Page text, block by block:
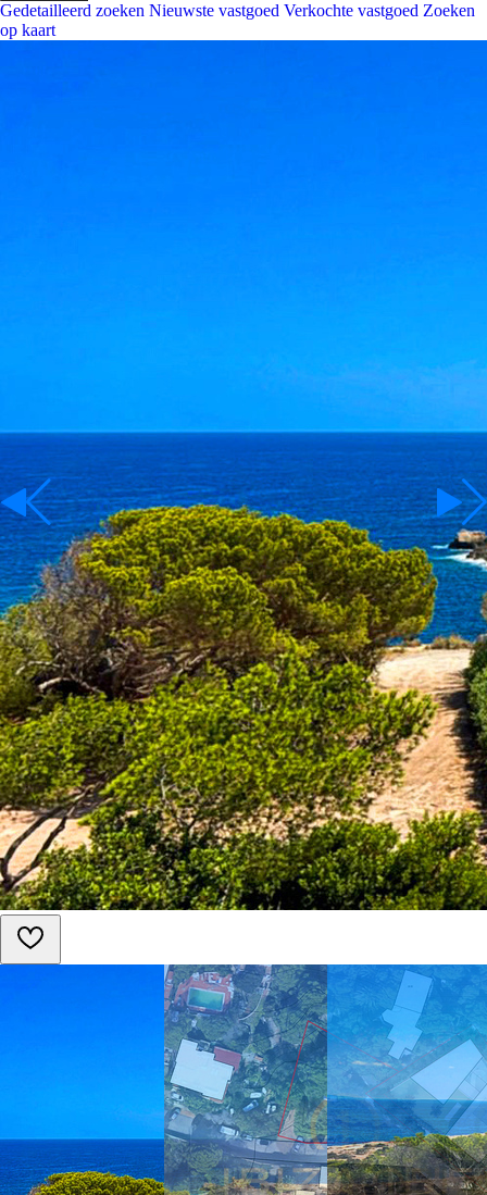
Gedetailleerd zoeken Nieuwste vastgoed Verkochte vastgoed Zoeken
op kaart